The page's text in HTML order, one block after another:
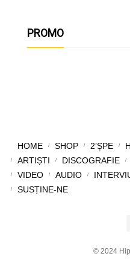
PROMO
© 2024
HOME SHOP 2’ȘPE
ARTIȘTI
DISCOGRAFIE
VIDEO
AUDIO
SUSȚINE-NE